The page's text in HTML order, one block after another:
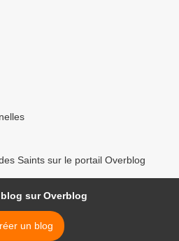
Saints sur le portail Overblog
sur Overblog
un blog